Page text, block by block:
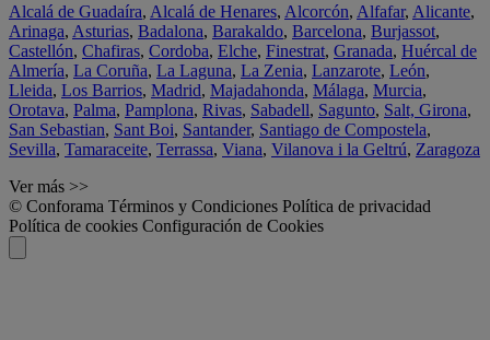
Alcalá de Guadaíra, Alcalá de Henares, Alcorcón, Alfafar, Alicante,
Arinaga, Asturias, Badalona, Barakaldo, Barcelona, Burjassot,
Castellón, Chafiras, Cordoba, Elche, Finestrat, Granada, Huércal de
Almería, La Coruña, La Laguna, La Zenia, Lanzarote, León,
Lleida, Los Barrios, Madrid, Majadahonda, Málaga, Murcia,
Orotava, Palma, Pamplona, Rivas, Sabadell, Sagunto, Salt, Girona,
San Sebastian, Sant Boi, Santander, Santiago de Compostela,
Sevilla, Tamaraceite, Terrassa, Viana, Vilanova i la Geltrú, Zaragoza
Ver más >>
© Conforama Términos y Condiciones Política de privacidad
Política de cookies Configuración de Cookies